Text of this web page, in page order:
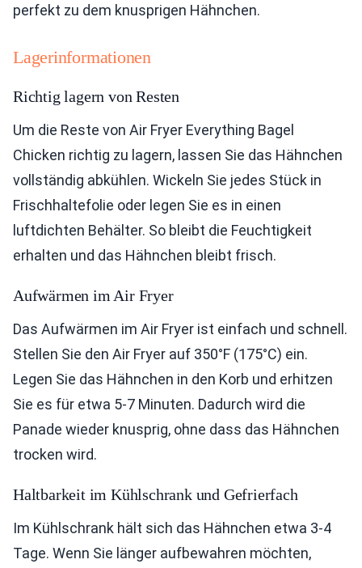
perfekt zu dem knusprigen Hähnchen.
Lagerinformationen
Richtig lagern von Resten
Um die Reste von Air Fryer Everything Bagel
Chicken richtig zu lagern, lassen Sie das Hähnchen
vollständig abkühlen. Wickeln Sie jedes Stück in
Frischhaltefolie oder legen Sie es in einen
luftdichten Behälter. So bleibt die Feuchtigkeit
erhalten und das Hähnchen bleibt frisch.
Aufwärmen im Air Fryer
Das Aufwärmen im Air Fryer ist einfach und schnell.
Stellen Sie den Air Fryer auf 350°F (175°C) ein.
Legen Sie das Hähnchen in den Korb und erhitzen
Sie es für etwa 5-7 Minuten. Dadurch wird die
Panade wieder knusprig, ohne dass das Hähnchen
trocken wird.
Haltbarkeit im Kühlschrank und Gefrierfach
Im Kühlschrank hält sich das Hähnchen etwa 3-4
Tage. Wenn Sie länger aufbewahren möchten,